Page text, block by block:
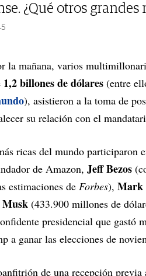
¿Qué otros
la mañana, varios
1,2 billones de dólares (entre
), asistieron a la toma de
su relación con el
ricas del mundo participaron
de Amazon, Jeff Bezos
estimaciones de Forbes), Mark
(433.900 millones de
presidencial que gastó
a ganar las elecciones de
de una recepción